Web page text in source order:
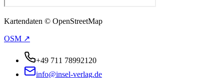
Kartendaten © OpenStreetMap
OSM ↗
+49 711 78992120
info@insel-verlag.de